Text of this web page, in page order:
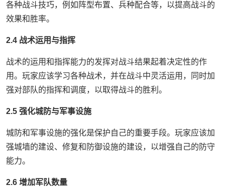
各种战斗技巧，例如阵型布置、兵种配合等，以提高战斗的
效果和胜率。
2.4 战术运用与指挥
战术的运用和指挥能力的发挥对战斗结果起着决定性的作
用。玩家应该学习各种战术，并在战斗中灵活运用，同时加
强对部队的指挥和调度，以取得战斗的胜利。
2.5 强化城防与军事设施
城防和军事设施的强化是保护自己的重要手段。玩家应该加
强城墙的建设、修复和防御设施的建设，以增强自己的防守
能力。
2.6 增加军队数量